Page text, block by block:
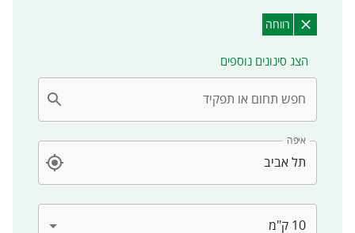
רווחה
הצג סינונים נוספים
חפש תחום או תפקיד
איפה